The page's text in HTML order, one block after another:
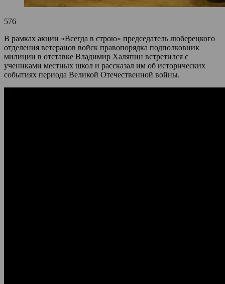
576
В рамках акции «Всегда в строю» председатель люберецкого
отделения ветеранов войск правопорядка подполковник
милиции в отставке Владимир Халяпин встретился с
учениками местных школ и рассказал им об исторических
событиях периода Великой Отечественной войны.